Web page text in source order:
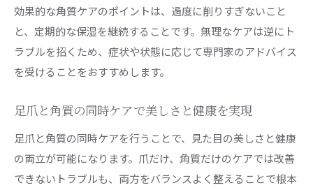
効果的な角質ケアのポイントは、過度に削りすぎないこと
と、定期的な保湿を継続することです。無理なケアは逆にト
ラブルを招くため、症状や状態に応じて専門家のアドバイス
を受けることをおすすめします。
足爪と角質の同時ケアで美しさと健康を実現
足爪と角質の同時ケアを行うことで、見た目の美しさと健康
の両立が可能になります。爪だけ、角質だけのケアでは改善
できないトラブルも、両方をバランスよく整えることで根本